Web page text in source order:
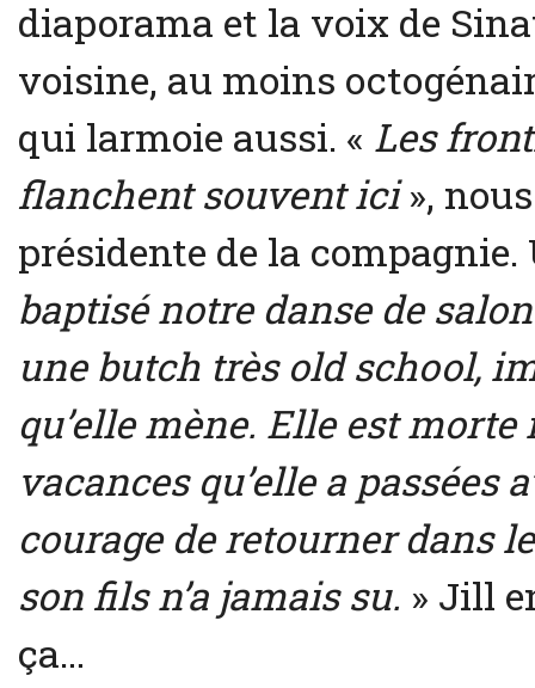
diaporama et la voix de
voisine, au moins
qui larmoie aussi. « Les
flanchent souvent ici»,
présidente de la
baptisé notre danse de
une butch très old school,
qu’elle mène. Elle est
vacances qu’elle a passées
courage de retourner dans
son fils n’a jamais su. » Jill
ça…